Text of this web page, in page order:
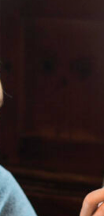
in die
Fluglizenz ist
Alpenland